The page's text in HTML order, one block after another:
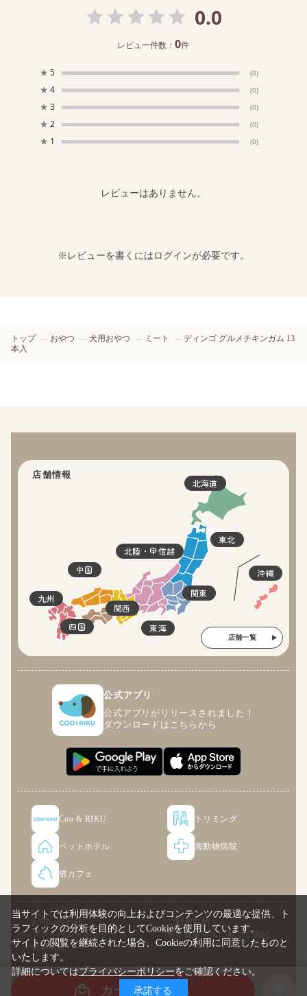
0.0
レビュー件数：0件
★ 5 (0)
★ 4 (0)
★ 3 (0)
★ 2 (0)
★ 1 (0)
レビューはありません。
※レビューを書くにはログインが必要です。
トップ おやつ 犬用おやつ ミート
ディンゴ グルメチキンガム 13
本入
カートに入れる
店舗情報
北海道
東北
関東
北陸・甲信越
東海
関西
四国
中国
九州
沖縄
店舗一覧
公式アプリ
公式アプリがリリースされました！
ダウンロードはこちらから
Coo & RIKU トリミング
ペットホテル 海動物病院
猫カフェ
お問い合わせ
ご利用規約
プライバシーポリシー
特定商取引法に基づく表記
企業情報
© COO PREMIUM ONLINE
当サイトでは利用体験の向上およびコンテンツの最適な提供、ト
ラフィックの分析を目的としてCookieを使用しています。
サイトの閲覧を継続された場合、Cookieの利用に同意したものと
いたします。
詳細についてはプライバシーポリシーをご確認ください。
承諾する